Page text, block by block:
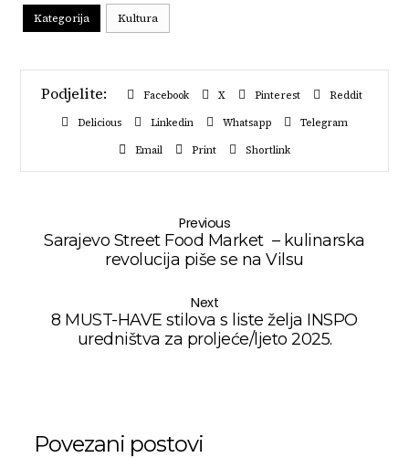
Kategorija Kultura
Facebook X Pinterest
Reddit
Delicious
Linkedin Whatsapp
Telegram
Email
Print Shortlink
Previous
Sarajevo Street Food Market – kulinarska
revolucija piše se na Vilsu
Next
8 MUST-HAVE stilova s liste želja INSPO
uredništva za proljeće/ljeto 2025.
Povezani postovi